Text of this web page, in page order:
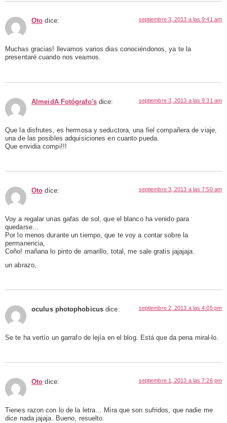
Oto dice: septiembre 3, 2013 a las 9:41 am
Muchas gracias! llevamos varios dias conociéndonos, ya te la
presentaré cuando nos veamos.
AlmeidA Fotógrafo's dice: septiembre 3, 2013 a las 9:31 am
Que la disfrutes, es hermosa y seductora, una fiel compañera de viaje,
una de las posibles adquisiciones en cuanto pueda.
Que envidia compi!!!
Oto dice: septiembre 3, 2013 a las 7:50 am
Voy a regalar unas gafas de sol, que el blanco ha venido para
quedarse…
Por lo menos durante un tiempo, que te voy a contar sobre la
permanencia,
Coño! mañana lo pinto de amarillo, total, me sale gratis jajajaja.
un abrazo,
oculus photophobicus dice: septiembre 2, 2013 a las 4:05 pm
Se te ha vertío un garrafo de lejía en el blog. Está que da pena miral-lo.
Oto dice: septiembre 1, 2013 a las 7:26 pm
Tienes razon con lo de la letra… Mira que son sufridos, que nadie me
dice nada jajaja. Bueno, resuelto.